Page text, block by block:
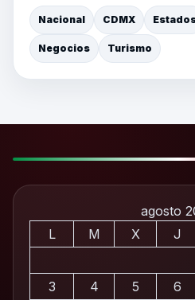
Nacional CDMX
Negocios Turismo
agosto
L
M X J
3
4 5 6